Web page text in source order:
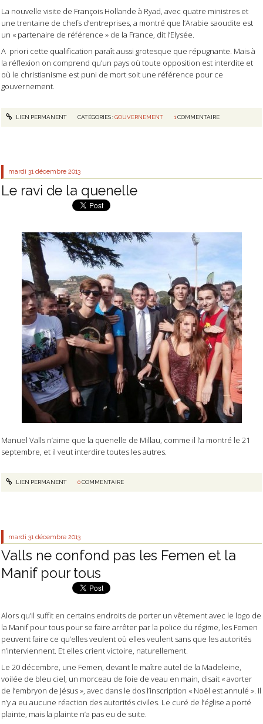
La nouvelle visite de François Hollande à Ryad, avec quatre ministres et
une trentaine de chefs d’entreprises, a montré que l’Arabie saoudite est
un « partenaire de référence » de la France, dit l’Elysée.
A priori cette qualification paraît aussi grotesque que répugnante. Mais à
la réflexion on comprend qu’un pays où toute opposition est interdite et
où le christianisme est puni de mort soit une référence pour ce
gouvernement.
LIEN PERMANENT CATÉGORIES :GOUVERNEMENT 1 COMMENTAIRE
mardi 31 décembre 2013
Le ravi de la quenelle
Manuel Valls n’aime que la quenelle de Millau, comme il l’a montré le 21
septembre, et il veut interdire toutes les autres.
LIEN PERMANENT 0COMMENTAIRE
mardi 31 décembre 2013
Valls ne confond pas les Femen et la
Manif pour tous
Alors qu’il suffit en certains endroits de porter un vêtement avec le logo de
la Manif pour tous pour se faire arrêter par la police du régime, les Femen
peuvent faire ce qu’elles veulent où elles veulent sans que les autorités
n’interviennent. Et elles crient victoire, naturellement.
Le 20 décembre, une Femen, devant le maître autel de la Madeleine,
voilée de bleu ciel, un morceau de foie de veau en main, disait « avorter
de l’embryon de Jésus », avec dans le dos l’inscription « Noël est annulé ». Il
n’y a eu aucune réaction des autorités civiles. Le curé de l’église a porté
plainte, mais la plainte n’a pas eu de suite.